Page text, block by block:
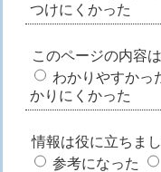
つけにくかった
このページの内容
わかりやすかっ
かりにくかった
情報は役に立ちま
参考になった